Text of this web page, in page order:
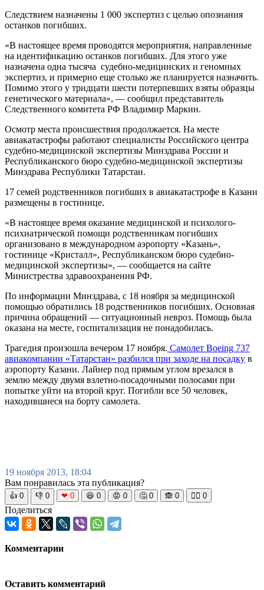
Следствием назначены 1 000 экспертиз с целью опознания
останков погибших.
«В настоящее время проводятся мероприятия, направленные
на идентификацию останков погибших. Для этого уже
назначена одна тысяча судебно-медицинских и геномных
экспертиз, и примерно еще столько же планируется назначить.
Помимо этого у тридцати шести потерпевших взяты образцы
генетического материала», — сообщил представитель
Следственного комитета РФ Владимир Маркин.
Осмотр места происшествия продолжается. На месте
авиакатастрофы работают специалисты Российского центра
судебно-медицинской экспертизы Минздрава России и
Республиканского бюро судебно-медицинской экспертизы
Минздрава Республики Татарстан.
17 семей родственников погибших в авиакатастрофе в Казани
размещены в гостинице.
«В настоящее время оказание медицинской и психолого-
психиатрической помощи родственникам погибших
организовано в международном аэропорту «Казань»,
гостинице «Кристалл», Республиканском бюро судебно-
медицинской экспертизы», — сообщается на сайте
Министрества здравоохранения РФ.
По информации Минздрава, с 18 ноября за медицинской
помощью обратились 18 родственников погибших. Основная
причина обращений — ситуационный невроз. Помощь была
оказана на месте, госпитализация не понадобилась.
Трагедия произошла вечером 17 ноября. Самолет Boeing 737
авиакомпании «Татарстан» разбился при заходе на посадку в
аэропорту Казани. Лайнер под прямым углом врезался в
землю между двумя взлетно-посадочными полосами при
попытке уйти на второй круг. Погибли все 50 человек,
находившиеся на борту самолета.
19 ноября 2013, 18:04
Вам понравилась эта публикация?
👍 0 👎 0 ❤ 0 😆 0 😡 0 🤔 0 🙈 0 🧘‍♀️ 0
Поделиться
Комментарии
Оставить комментарий